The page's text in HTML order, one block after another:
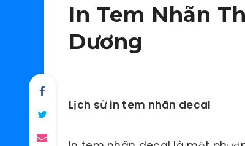
In Tem Nhãn
Dương
Lịch sử in tem nhãn decal